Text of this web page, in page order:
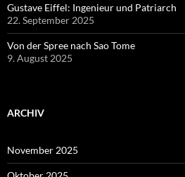
Gustave Eiffel: Ingenieur und Patriarch
22. September 2025
Von der Spree nach Sao Tome
9. August 2025
ARCHIV
November 2025